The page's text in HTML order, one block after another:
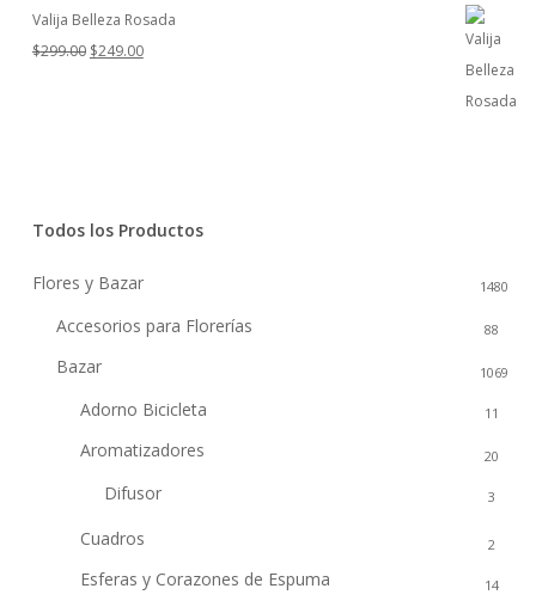
$399.00.$349.00.
Valija Belleza Rosada
$299.00 El
$249.00El
Todos los Productos
Flores y Bazar 1480
Accesorios para Florerías 88
Bazar 1069
Adorno Bicicleta 11
Aromatizadores 20
Difusor 3
Cuadros 2
Esferas y Corazones de Espuma 14